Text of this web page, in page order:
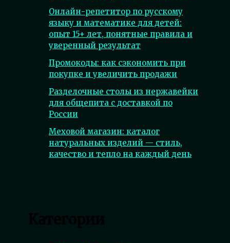
Онлайн-репетитор по русскому
языку и математике для детей:
опыт 15+ лет, понятные правила и
уверенный результат
Промокоды: как сэкономить при
покупке и увеличить продажи
Разделочные столы из нержавейки
для общепита с доставкой по
России
Меховой магазин: каталог
натуральных изделий — стиль,
качество и тепло на каждый день